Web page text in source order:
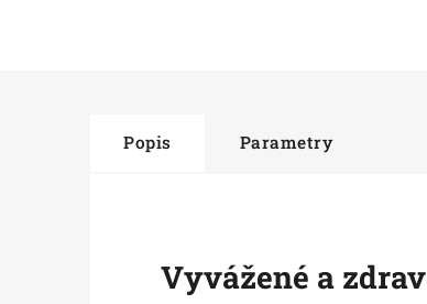
Popis Parametry
Vyvážené a